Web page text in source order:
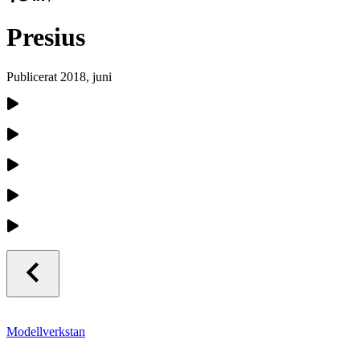
Presius
Publicerat 2018, juni
Modellverkstan